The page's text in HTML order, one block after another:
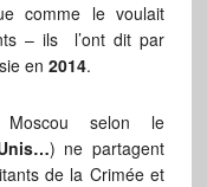
comme le voulait
– ils l’ont dit par
en 2014.
Moscou selon le
) ne partagent
de la Crimée et